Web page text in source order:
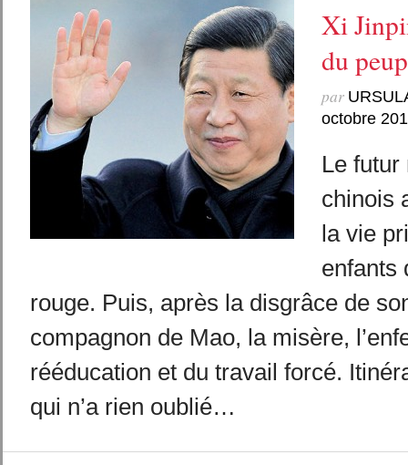
Xi
du
par
octobre
Le futur
chinois
la vie
enfants
rouge. Puis, après la disgrâce de
compagnon de Mao, la misère,
rééducation et du travail forcé.
qui n’a rien oublié…